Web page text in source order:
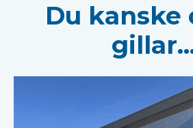
Du kanske